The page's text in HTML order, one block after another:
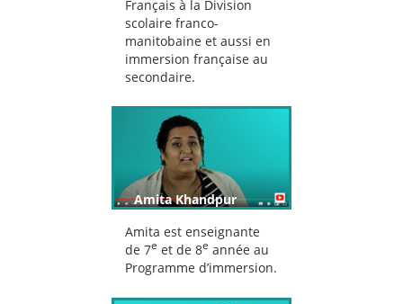
Français à la Division
scolaire franco-
manitobaine et aussi en
immersion française au
secondaire.
Amita Khandpur
Amita est enseignante
de 7e et de 8e année au
Programme d’immersion.